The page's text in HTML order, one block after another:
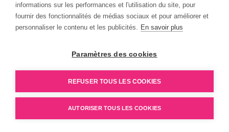
informations sur les performances et l'utilisation du site, pour
fournir des fonctionnalités de médias sociaux et pour améliorer et
personnaliser le contenu et les publicités. En savoir plus
Paramètres des cookies
REFUSER TOUS LES COOKIES
AUTORISER TOUS LES COOKIES